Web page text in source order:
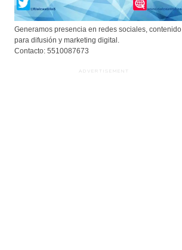
Generamos presencia en redes sociales, contenido
para difusión y marketing digital.
Contacto: 5510087673
ADVERTISEMENT